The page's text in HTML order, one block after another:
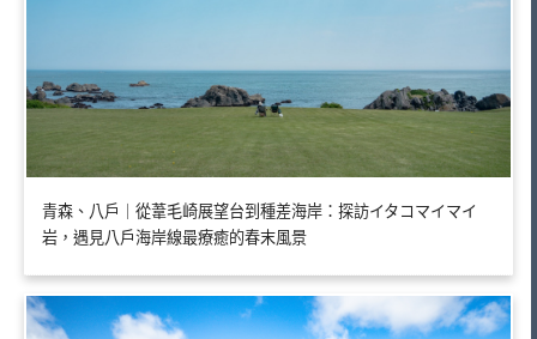
青森、八戶｜從葦毛崎展望台到種差海岸：探訪イタコマイマイ
岩，遇見八戶海岸線最療癒的春末風景